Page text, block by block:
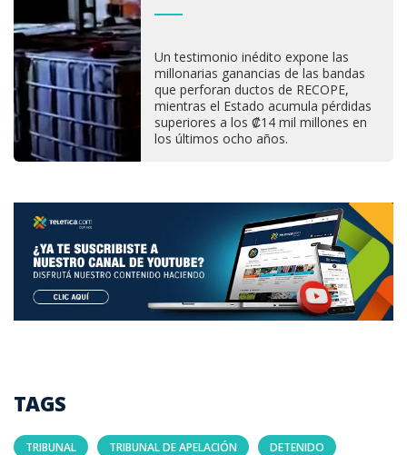
Un testimonio inédito expone las
millonarias ganancias de las bandas
que perforan ductos de RECOPE,
mientras el Estado acumula pérdidas
superiores a los ₡14 mil millones en
los últimos ocho años.
TAGS
TRIBUNAL TRIBUNAL DE APELACIÓN DETENIDO